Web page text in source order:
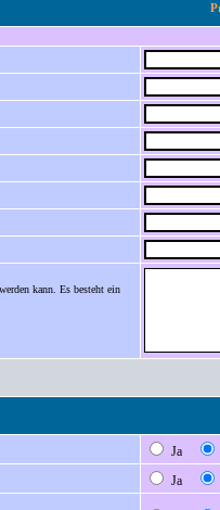
kann. Es besteht ein
Ja
Ja